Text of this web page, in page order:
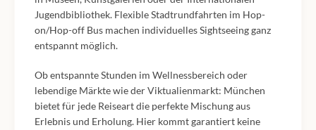
Jugendbibliothek. Flexible Stadtrundfahrten im Hop-
on/Hop-off Bus machen individuelles Sightseeing ganz
entspannt möglich.
Ob entspannte Stunden im Wellnessbereich oder
lebendige Märkte wie der Viktualienmarkt: München
bietet für jede Reiseart die perfekte Mischung aus
Erlebnis und Erholung. Hier kommt garantiert keine